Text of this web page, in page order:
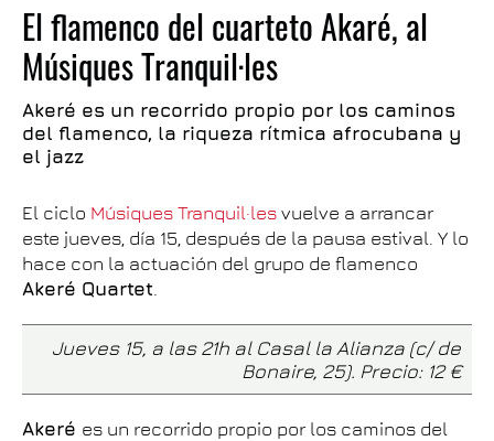
El flamenco del cuarteto Akaré, al
Músiques Tranquil·les
Akeré es un recorrido propio por los caminos
del flamenco, la riqueza rítmica afrocubana y
el jazz
El ciclo Músiques Tranquil·les vuelve a arrancar
este jueves, día 15, después de la pausa estival. Y lo
hace con la actuación del grupo de flamenco
Akeré Quartet.
Jueves 15, a las 21h al Casal la Alianza (c/ de
Bonaire, 25). Precio: 12 €
Akeré es un recorrido propio por los caminos del